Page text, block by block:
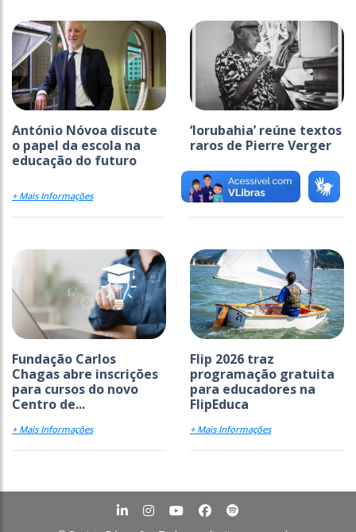
António Nóvoa discute
o papel da escola na
educação do futuro
+ Mais Informações
‘Iorubahia’ reúne textos
raros de Pierre Verger
+ Mais Informações
Fundação Carlos
Chagas abre inscrições
para cursos do novo
Centro de...
+ Mais Informações
Flip 2026 traz
programação gratuita
para educadores na
FlipEduca
+ Mais Informações